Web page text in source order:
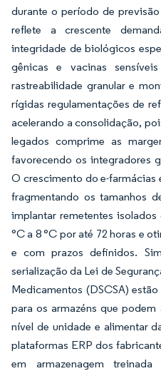
durante o período de
reflete a crescente
integridade de biológicos
gênicas e vacinas
rastreabilidade granular e
rígidas regulamentações de
acelerando a consolidação,
legados comprime as
favorecendo os integradores
O crescimento do e-farmácias
fragmentando os tamanhos
implantar remetentes
°C a 8 °C por até 72 horas e
e com prazos definidos.
serialização da Lei de
Medicamentos (DSCSA)
para os armazéns que
nível de unidade e alimentar
plataformas ERP dos
em armazenagem